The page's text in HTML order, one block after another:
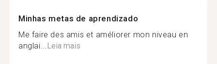
Minhas metas de aprendizado
Me faire des amis et améliorer mon niveau en
anglai...Leia mais